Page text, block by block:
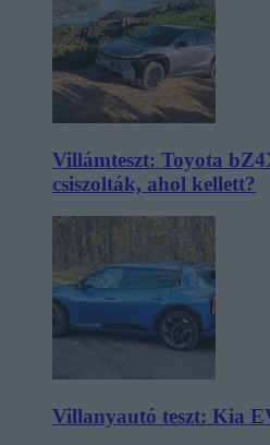
Villámteszt: Toyota
csiszolták, ahol kellett?
Villanyautó teszt: Kia